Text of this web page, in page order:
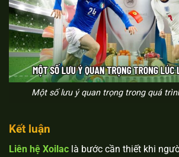
Một số lưu ý quan trọng trong quá
Kết luận
Liên hệ Xoilac là bước cần thiết khi